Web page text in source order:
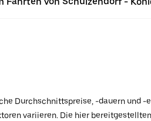
Durchschnittspreise, -dauern und
variieren. Die hier